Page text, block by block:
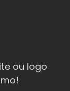
ou logo